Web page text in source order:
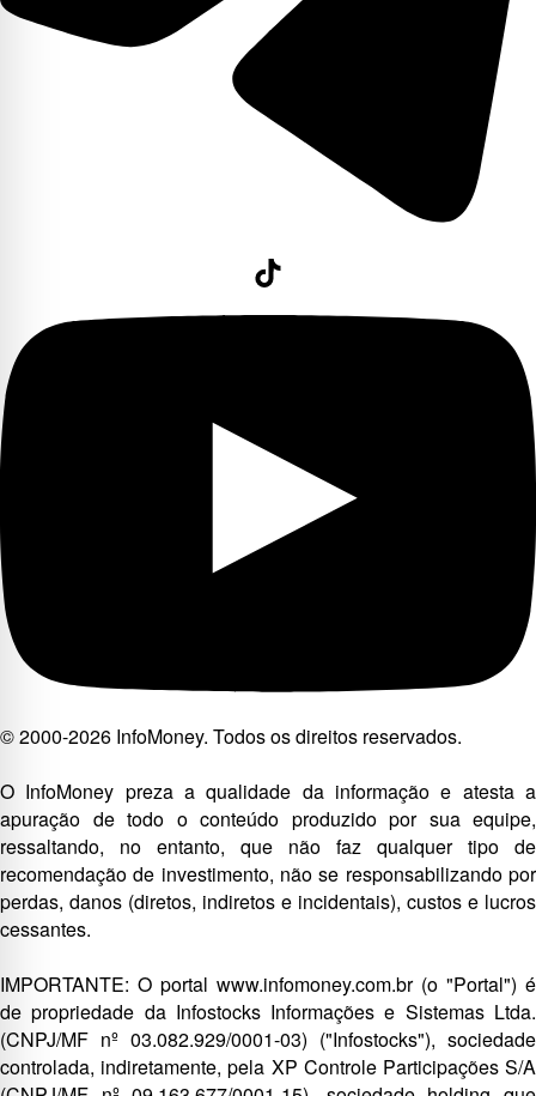
© 2000-2026 InfoMoney. Todos os direitos reservados.
O InfoMoney preza a qualidade da informação e atesta a
apuração de todo o conteúdo produzido por sua equipe,
ressaltando, no entanto, que não faz qualquer tipo de
recomendação de investimento, não se responsabilizando por
perdas, danos (diretos, indiretos e incidentais), custos e lucros
cessantes.
IMPORTANTE: O portal www.infomoney.com.br (o "Portal") é
de propriedade da Infostocks Informações e Sistemas Ltda.
(CNPJ/MF nº 03.082.929/0001-03) ("Infostocks"), sociedade
controlada, indiretamente, pela XP Controle Participações S/A